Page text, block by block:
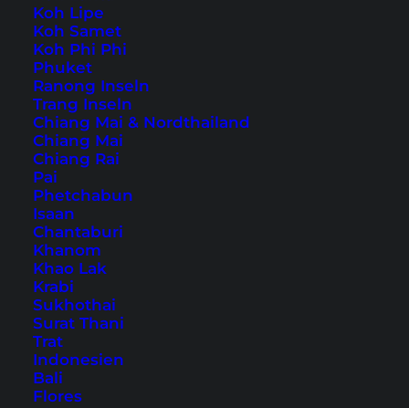
Koh Lipe
Koh Samet
Koh Phi Phi
Phuket
Ranong Inseln
Trang Inseln
Chiang Mai & Nordthailand
Chiang Mai
Chiang Rai
Pai
Phetchabun
Isaan
Chantaburi
Khanom
Khao Lak
Krabi
Sukhothai
Surat Thani
Trat
Indonesien
Bali
Flores
Home Südostasien
Tipps, Reiseberichte und
die schönsten
Sehenswürdigkeiten